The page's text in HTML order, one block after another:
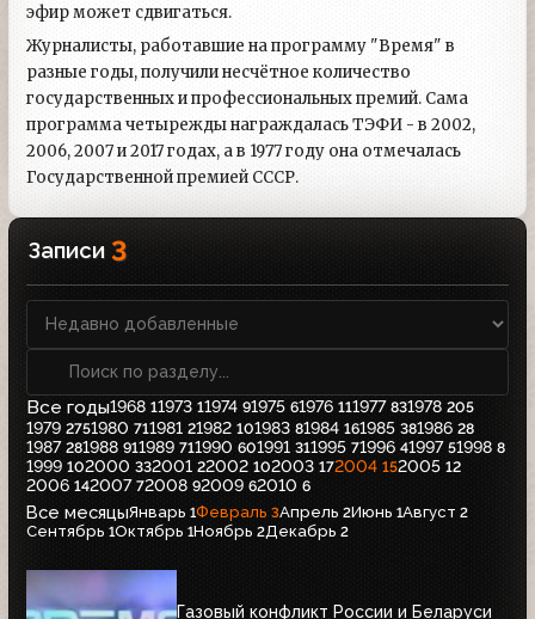
эфир может сдвигаться.
Журналисты, работавшие на программу "Время" в
разные годы, получили несчётное количество
государственных и профессиональных премий. Сама
программа четырежды награждалась ТЭФИ - в 2002,
2006, 2007 и 2017 годах, а в 1977 году она отмечалась
Государственной премией СССР.
Записи 3
Все годы1968 11973 11974 91975 61976 111977 831978 205
1979 2751980 711981 21982 101983 81984 161985 381986 28
1987 281988 911989 711990 601991 311995 71996 41997 51998 8
1999 102000 332001 22002 102003 172004 152005 12
2006 142007 72008 92009 62010 6
Все месяцыЯнварь 1Февраль 3Апрель 2Июнь 1Август 2
Сентябрь 1Октябрь 1Ноябрь 2Декабрь 2
Газовый конфликт России и Беларуси